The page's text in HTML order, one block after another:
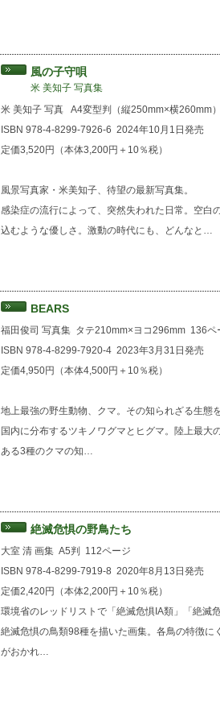
風の子守唄
米 美知子 写真集
米 美知子 写真
A4変型判（縦250mm×横260mm）
ISBN 978-4-8299-7926-6 2024年10月1日発売
定価3,520円（本体3,200円＋10％税）
風景写真家・米美知子、待望の最新写真集。
感染症の流行によって、突然失われた日常。空白
込むような優しさ。激動の時代にも、どんなと…
BEARS
福田俊司 写真集 タテ210mm×ヨコ296mm 136ペ
ISBN 978-4-8299-7920-4 2023年3月31日発売
定価4,950円（本体4,500円＋10％税）
地上最強の野生動物、クマ。その知られざる生態
国内に分布するツキノワグマとヒグマ。陸上最
ある3種のクマの知…
絶滅危惧の野鳥たち
大室 清 画集 A5判
112ページ
ISBN 978-4-8299-7919-8 2020年8月13日発売
定価2,420円（本体2,200円＋10％税）
環境省のレッドリストで「絶滅危惧IA類」「絶滅
絶滅危惧の鳥類98種を描いた画集。各鳥の特徴
がおかれ…